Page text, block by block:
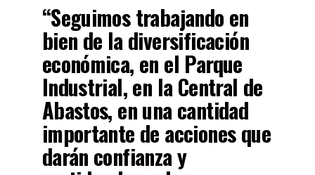
“Seguimos trabajando en
bien de la diversificación
económica, en el Parque
Industrial, en la Central de
Abastos, en una cantidad
importante de acciones que
darán confianza y